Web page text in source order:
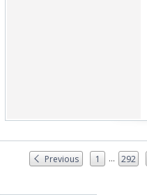
Previous 1 ... 292